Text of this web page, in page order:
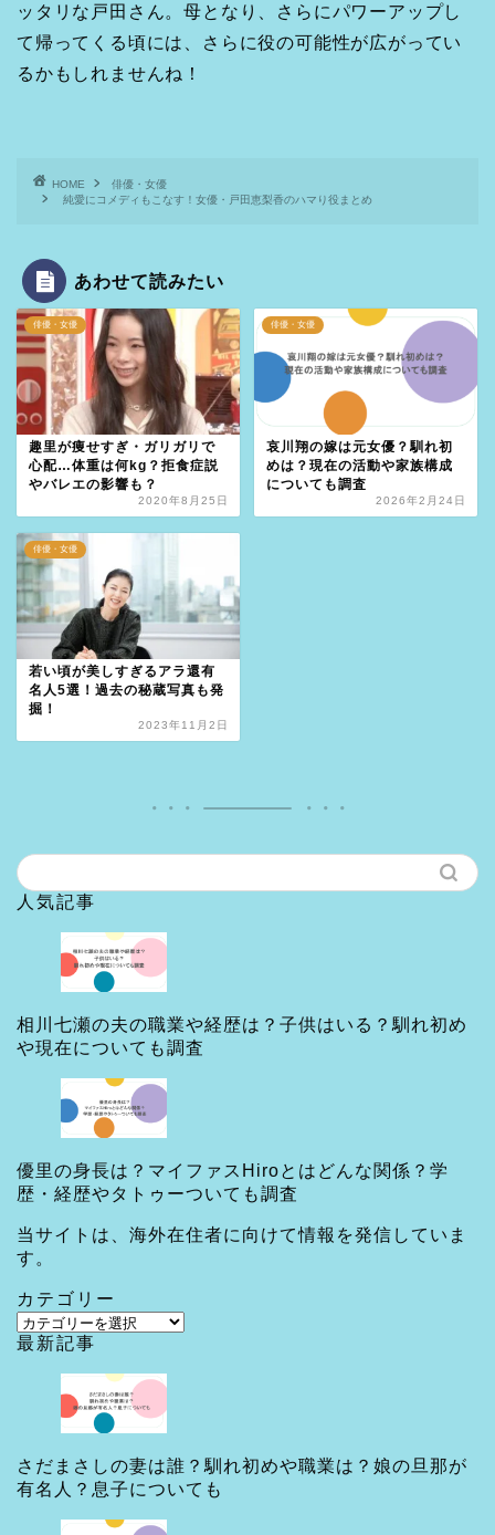
ッタリな戸田さん。母となり、さらにパワーアップし
て帰ってくる頃には、さらに役の可能性が広がってい
るかもしれませんね！
HOME
俳優・女優
純愛にコメディもこなす！女優・戸田恵梨香のハマり役まとめ
あわせて読みたい
俳優・女優
趣里が痩せすぎ・ガリガリで
心配…体重は何kg？拒食症説
やバレエの影響も？
2020年8月25日
俳優・女優
哀川翔の嫁は元女優？馴れ初
めは？現在の活動や家族構成
についても調査
2026年2月24日
俳優・女優
若い頃が美しすぎるアラ還有
名人5選！過去の秘蔵写真も発
掘！
2023年11月2日
人気記事
相川七瀬の夫の職業や経歴は？子供はいる？馴れ初め
や現在についても調査
優里の身長は？マイファスHiroとはどんな関係？学
歴・経歴やタトゥーついても調査
当サイトは、海外在住者に向けて情報を発信していま
す。
カテゴリー
カ
テ
最新記事
さだまさしの妻は誰？馴れ初めや職業は？娘の旦那が
有名人？息子についても